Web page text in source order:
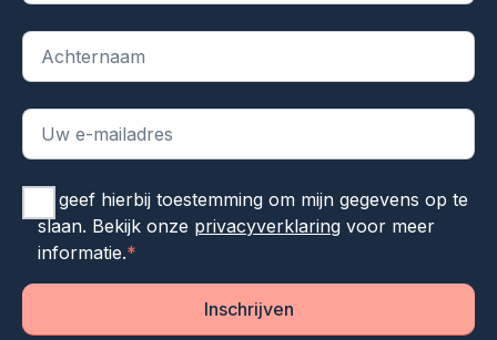
Ik geef hierbij toestemming om mijn gegevens op te
slaan. Bekijk onze privacyverklaringvoor meer
informatie.*
Inschrijven